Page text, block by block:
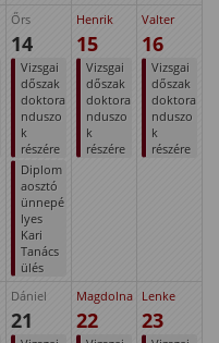
Őrs
14
Vizsgai
dőszak
doktora
nduszo
k
részére
Diplom
aosztó
ünnepé
lyes
Kari
Tanács
ülés
Henrik
15
Vizsgai
dőszak
doktora
nduszo
k
részére
Valter
16
Vizsgai
dőszak
doktora
nduszo
k
részére
Dániel
21
Magdolna
22
Lenke
23